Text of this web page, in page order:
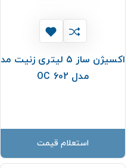
اکسیژن ساز ۵ لیتری زنیت مد
مدل OC 602
استعلام قیمت